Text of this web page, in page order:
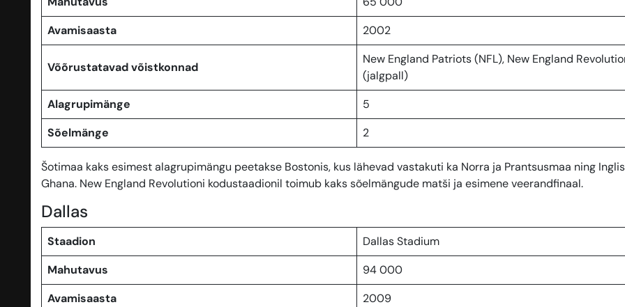
Avamisaasta
2002
Võõrustatavad võistkonnad
New England Patriots (NFL), New England
(jalgpall)
Alagrupimänge
5
Sõelmänge
2
Šotimaa kaks esimest alagrupimängu peetakse Bostonis, kus lähevad vastakuti ka Norra ja Prantsusmaa ning
Ghana. New England Revolutioni kodustaadionil toimub kaks sõelmängude matši ja esimene veerandfinaal.
Dallas
Staadion
Dallas Stadium
Mahutavus
94 000
Avamisaasta
2009